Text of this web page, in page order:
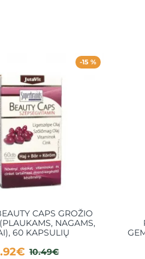
-15 %
CAPS GROŽIO
NAGAMS,
60 KAPSULIŲ
10.49€